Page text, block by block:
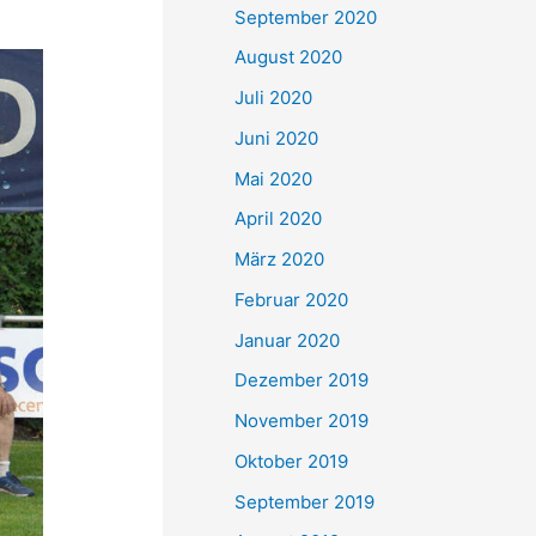
September 2020
August 2020
Juli 2020
Juni 2020
Mai 2020
April 2020
März 2020
Februar 2020
Januar 2020
Dezember 2019
November 2019
Oktober 2019
September 2019